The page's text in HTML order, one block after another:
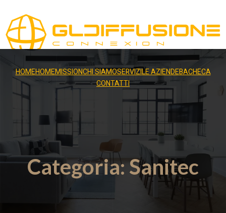
HOMEHOMEMISSIONCHI SIAMOSERVIZILE AZIENDEBACHECA
CONTATTI
Categoria: Sanitec